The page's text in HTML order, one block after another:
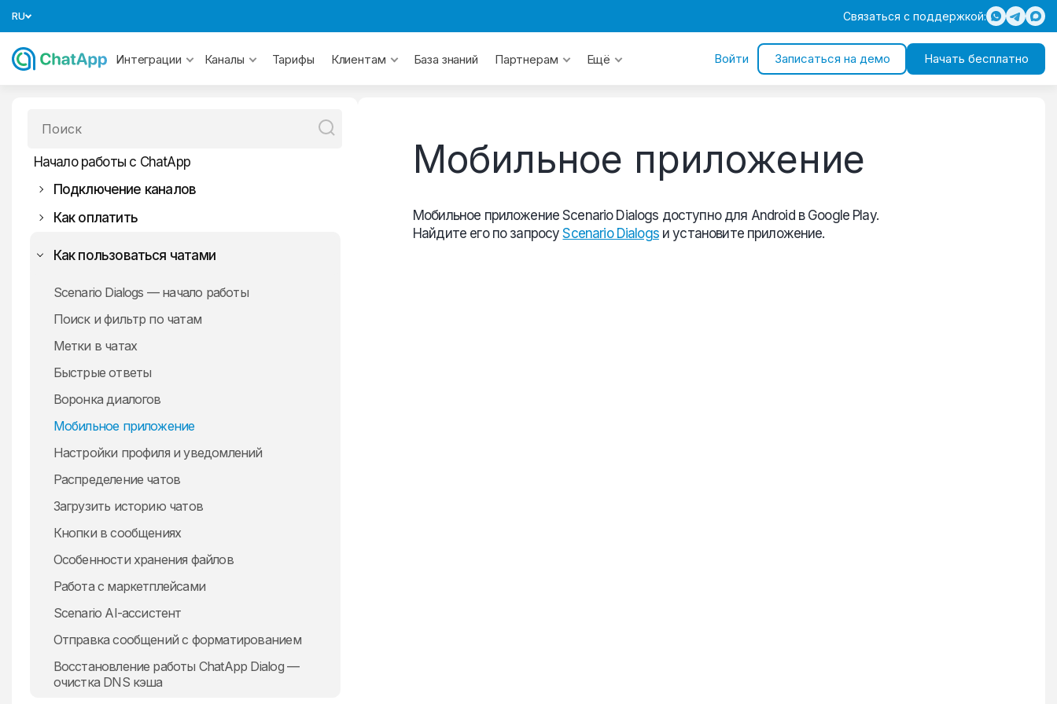
RU Связаться с поддержкой:
Интеграции Каналы Тарифы Клиентам База знаний Партнерам Ещё Войти Записаться на демо Начать бесплатно
Начало работы с ChatApp
Как оплатить
Как пользоваться чатами
Scenario Dialogs — начало работы
Поиск и фильтр по чатам
Метки в чатах
Быстрые ответы
Воронка диалогов
Мобильное приложение
Настройки профиля и уведомлений
Распределение чатов
Загрузить историю чатов
Кнопки в сообщениях
Особенности хранения файлов
Работа с маркетплейсами
Scenario AI-ассистент
Отправка сообщений с форматированием
Восстановление работы ChatApp Dialog —
очистка DNS кэша
Подключение каналов
СМС
WhatsApp
Официальный WhatsApp
Всё о бизнес-портфолио Facebook
Авито
Мобильное приложение
Мобильное приложение Scenario Dialogs доступно для Android в Google Play.
Найдите его по запросуScenario Dialogsи установите приложение.